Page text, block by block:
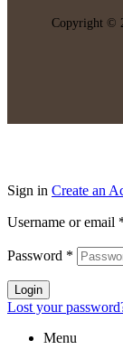
Copyright ©
Sign in Create an
Username or email
Password *
Login
Lost your
Menu